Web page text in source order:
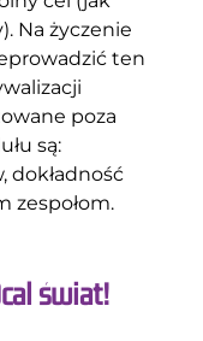
Na życzenie
ten
poza
są:
dokładność
zespołom.
świat!